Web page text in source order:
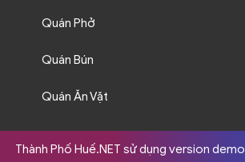
Quán Phở
Quán Bún
Quán Ăn Vặt
Thành Phố Huế.NET sử dụng version